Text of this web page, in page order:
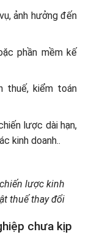
ảnh hưởng đến
phần mềm kế
thuế, kiểm toán
lược dài hạn,
kinh doanh..
lược kinh
thuế thay đổi
chưa kịp